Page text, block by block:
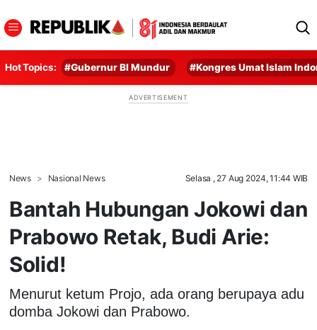
Hot Topics: #Gubernur BI Mundur #Kongres Umat Islam
News Nasional News Selasa , 27 Aug 2024, 11:44 WIB
Bantah Hubungan Jokowi dan
Prabowo Retak, Budi Arie:
Solid!
Menurut ketum Projo, ada orang berupaya adu
domba Jokowi dan Prabowo.